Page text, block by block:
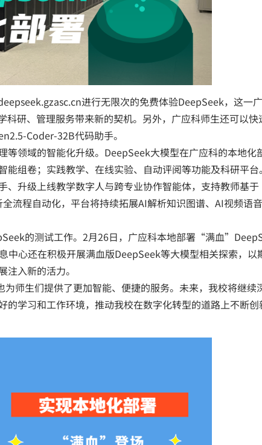
进行无限次的免费体验DeepSeek，这一
研、管理服务带来新的契机。另外，广应科师生还可以快
Coder-32B代码助手。
领域的智能化升级。DeepSeek大模型在广应科的本地化
组卷；实践教学、在线实验、自动评阅等功能及科研平台。
升级上线教学数字人与跨专业协作智能体，支持教师基于
流程自动化，平台将持续拓展AI解析知识图谱、AI视频语
的测试工作。2月26日，广应科本地部署“满血
心还在积极开展满血版DeepSeek等大模型相关探索，以
入新的活力。
师生们提供了更加智能、便捷的服务。未来，我校将继续
学习和工作环境，推动我校在数字化转型的道路上不断创